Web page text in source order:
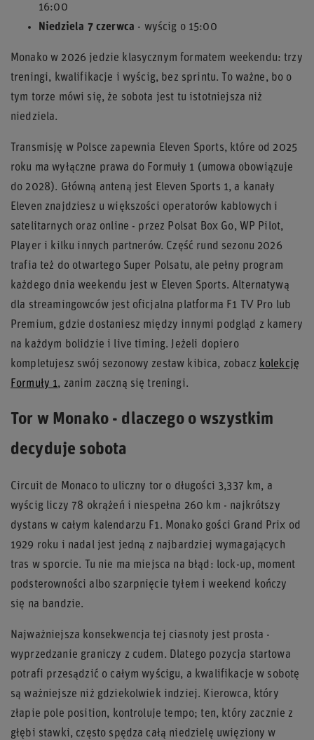
16:00
Niedziela 7 czerwca - wyścig o 15:00
Monako w 2026 jedzie klasycznym formatem weekendu: trzy
treningi, kwalifikacje i wyścig, bez sprintu. To ważne, bo o
tym torze mówi się, że sobota jest tu istotniejsza niż
niedziela.
Transmisję w Polsce zapewnia Eleven Sports, które od 2025
roku ma wyłączne prawa do Formuły 1 (umowa obowiązuje
do 2028). Główną anteną jest Eleven Sports 1, a kanały
Eleven znajdziesz u większości operatorów kablowych i
satelitarnych oraz online - przez Polsat Box Go, WP Pilot,
Player i kilku innych partnerów. Część rund sezonu 2026
trafia też do otwartego Super Polsatu, ale pełny program
każdego dnia weekendu jest w Eleven Sports. Alternatywą
dla streamingowców jest oficjalna platforma F1 TV Pro lub
Premium, gdzie dostaniesz między innymi podgląd z kamery
na każdym bolidzie i live timing. Jeżeli dopiero
kompletujesz swój sezonowy zestaw kibica, zobacz kolekcję
Formuły 1, zanim zaczną się treningi.
Tor w Monako - dlaczego o wszystkim
decyduje sobota
Circuit de Monaco to uliczny tor o długości 3,337 km, a
wyścig liczy 78 okrążeń i niespełna 260 km - najkrótszy
dystans w całym kalendarzu F1. Monako gości Grand Prix od
1929 roku i nadal jest jedną z najbardziej wymagających
tras w sporcie. Tu nie ma miejsca na błąd: lock-up, moment
podsterowności albo szarpnięcie tyłem i weekend kończy
się na bandzie.
Najważniejsza konsekwencja tej ciasnoty jest prosta -
wyprzedzanie graniczy z cudem. Dlatego pozycja startowa
potrafi przesądzić o całym wyścigu, a kwalifikacje w sobotę
są ważniejsze niż gdziekolwiek indziej. Kierowca, który
złapie pole position, kontroluje tempo; ten, który zacznie z
głębi stawki, często spędza całą niedzielę uwięziony w